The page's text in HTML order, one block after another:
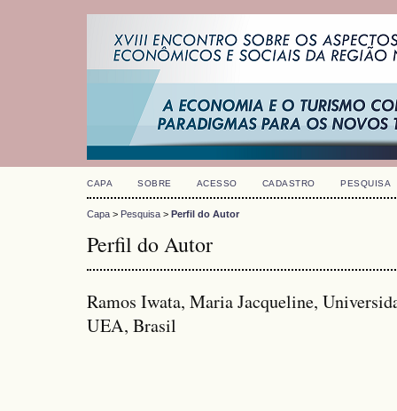
CAPA SOBRE ACESSO CADASTRO PESQUISA
Capa > Pesquisa > Perfil do Autor
Perfil do Autor
Ramos Iwata, Maria Jacqueline,
UEA, Brasil